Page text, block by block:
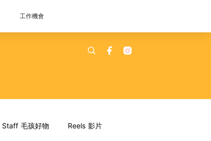
工作機會
Staff 毛孩好物 Reels 影片